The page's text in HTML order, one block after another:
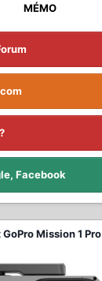
MÉMO
Facebook
GoPro Mission 1 Pro